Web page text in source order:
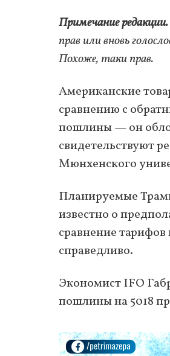
Примечание редакции.
прав или вновь
Похоже, таки прав.
Американские
сравнению с
пошлины — он
свидетельствуют
Мюнхенского
Планируемые
известно о
сравнение
справедливо.
Экономист IFO
пошлины на 5018